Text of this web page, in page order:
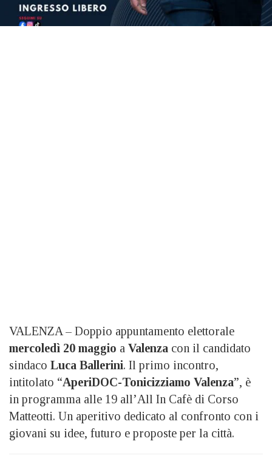
VALENZA – Doppio appuntamento elettorale
mercoledì 20 maggio a Valenza con il candidato
sindaco Luca Ballerini. Il primo incontro,
intitolato “AperiDOC-Tonicizziamo Valenza”, è
in programma alle 19 all’All In Cafè di Corso
Matteotti. Un aperitivo dedicato al confronto con i
giovani su idee, futuro e proposte per la città.